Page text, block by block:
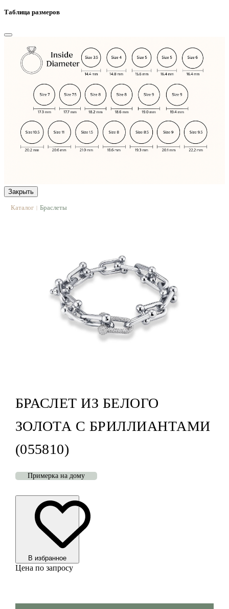
Таблица размеров
Закрыть
Каталог | Браслеты
БРАСЛЕТ ИЗ БЕЛОГО
ЗОЛОТА С БРИЛЛИАНТАМИ
(055810)
Примерка на дому
В избранноe
Цена по запросу